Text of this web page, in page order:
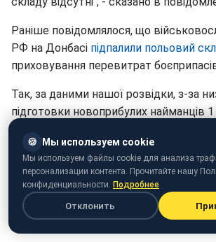
Раніше повідомлялося, що
РФ на Донбасі підпалили польовий
приховування перевитрат
Так, за даними нашої розвідки, з-за
підготовки новоприбулих найманців 1
на передових позиціях окупаційних
🍪 Мы используем cookie
Мы используем файлы cookie для анализа
персонализации контента. Прочитайте нашу
конфиденциальности. Подробнее
Отклонить